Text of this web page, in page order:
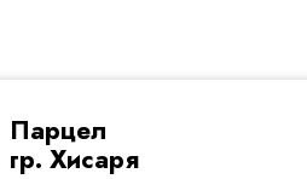
Парцел
гр. Хисаря